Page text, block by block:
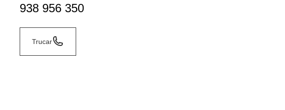
938 956 350
Trucar